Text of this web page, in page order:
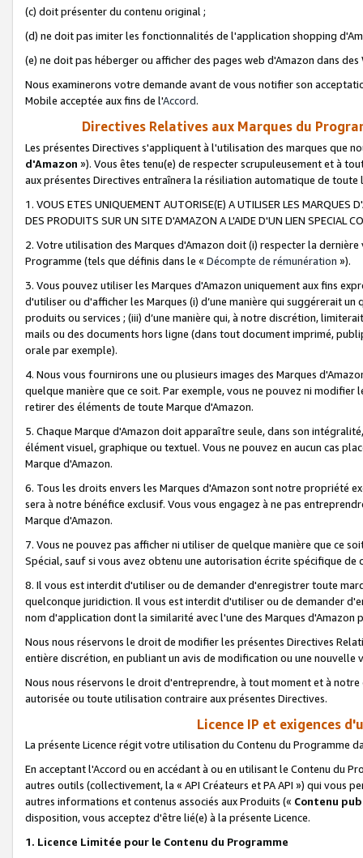
(c) doit présenter du contenu original ;
(d) ne doit pas imiter les fonctionnalités de l'application shopping
(e) ne doit pas héberger ou afficher des pages web d'Amazon dans
Nous examinerons votre demande avant de vous notifier son
Mobile acceptée aux fins de l'Accord.
Directives Relatives aux Marques du
Les présentes Directives s'appliquent à l'utilisation des marques que
d'Amazon »). Vous êtes tenu(e) de respecter scrupuleusement et à
aux présentes Directives entraînera la résiliation automatique de
1. VOUS ETES UNIQUEMENT AUTORISE(E) A UTILISER LES MARQUES
DES PRODUITS SUR UN SITE D'AMAZON A L'AIDE D'UN LIEN SPECIAL
2. Votre utilisation des Marques d'Amazon doit (i) respecter la
Programme (tels que définis dans le « Décompte de rémunération »).
3. Vous pouvez utiliser les Marques d'Amazon uniquement aux fins
d'utiliser ou d'afficher les Marques (i) d’une manière qui suggérerait
produits ou services ; (iii) d’une manière qui, à notre discrétion,
mails ou des documents hors ligne (dans tout document imprimé,
orale par exemple).
4. Nous vous fournirons une ou plusieurs images des Marques
quelque manière que ce soit. Par exemple, vous ne pouvez ni
retirer des éléments de toute Marque d'Amazon.
5. Chaque Marque d'Amazon doit apparaître seule, dans son
élément visuel, graphique ou textuel. Vous ne pouvez en aucun cas
Marque d'Amazon.
6. Tous les droits envers les Marques d'Amazon sont notre propriété
sera à notre bénéfice exclusif. Vous vous engagez à ne pas
Marque d'Amazon.
7. Vous ne pouvez pas afficher ni utiliser de quelque manière que ce
Spécial, sauf si vous avez obtenu une autorisation écrite spécifique de
8. Il vous est interdit d'utiliser ou de demander d'enregistrer toute
quelconque juridiction. Il vous est interdit d'utiliser ou de demander
nom d'application dont la similarité avec l'une des Marques
Nous nous réservons le droit de modifier les présentes Directives
entière discrétion, en publiant un avis de modification ou une nouvelle
Nous nous réservons le droit d'entreprendre, à tout moment et à
autorisée ou toute utilisation contraire aux présentes Directives.
Licence IP et exigences
La présente Licence régit votre utilisation du Contenu du Programme
En acceptant l'Accord ou en accédant à ou en utilisant le Contenu du
autres outils (collectivement, la « API Créateurs et PA API ») qui vous
autres informations et contenus associés aux Produits (« Contenu
disposition, vous acceptez d'être lié(e) à la présente Licence.
1. Licence Limitée pour le Contenu du Programme